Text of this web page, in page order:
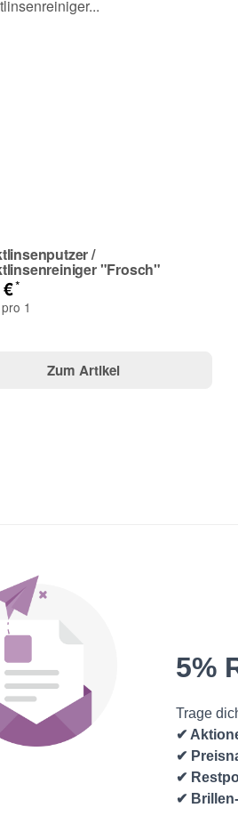
/
"Frosch"
€*
1
Zum Artikel